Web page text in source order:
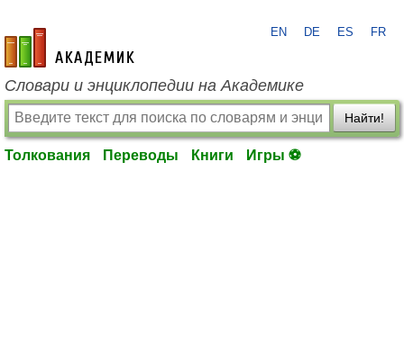
academic.ru
EN DE ES FR
Словари и энциклопедии на Академике
Найти!
Толкования Переводы Книги Игры ⚽